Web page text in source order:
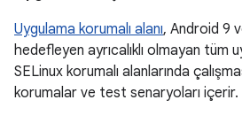
Uygulama korumalı alanı, Android 9
hedefleyen ayrıcalıklı olmayan tüm
SELinux korumalı alanlarında
korumalar ve test senaryoları içerir.